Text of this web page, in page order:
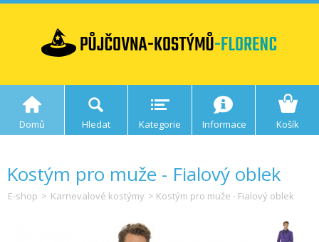
Domů Hledat Kategorie Informace Košík
Kostým pro muže - Fialový oblek
E-shop > Karnevalové kostýmy > Kostým pro muže - Fialový oblek